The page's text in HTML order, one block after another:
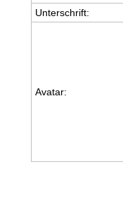
Unterschrift:
Avatar: